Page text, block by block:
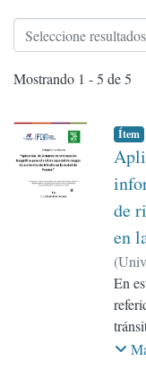
Examinando
Mostrando 1 - 5 de 5
Ítem
de
en
(
de
En